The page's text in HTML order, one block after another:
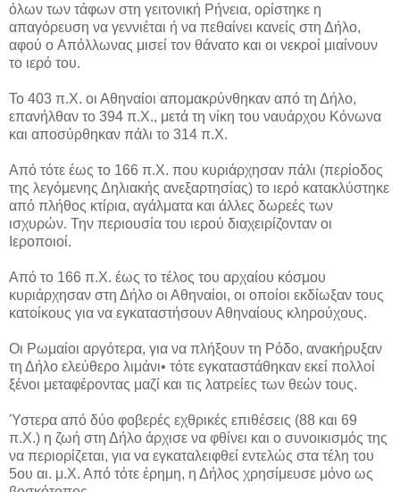
όλων των τάφων στη γειτονική Ρήνεια, ορίστηκε η
απαγόρευση να γεννιέται ή να πεθαίνει κανείς στη Δήλο,
αφού o Απόλλωνας μισεί τον θάνατο και οι νεκροί μιαίνουν
το ιερό του.
Το 403 π.Χ. οι Αθηναίοι απομακρύνθηκαν από τη Δήλο,
επανήλθαν το 394 π.Χ., μετά τη νίκη του ναυάρχου Κόνωνα
και αποσύρθηκαν πάλι το 314 π.Χ.
Από τότε έως το 166 π.Χ. που κυριάρχησαν πάλι (περίοδος
της λεγόμενης Δηλιακής ανεξαρτησίας) το ιερό κατακλύστηκε
από πλήθος κτίρια, αγάλματα και άλλες δωρεές των
ισχυρών. Την περιουσία του ιερού διαχειρίζονταν οι
Ιεροποιοί.
Από το 166 π.Χ. έως το τέλος του αρχαίου κόσμου
κυριάρχησαν στη Δήλο οι Αθηναίοι, οι οποίοι εκδίωξαν τους
κατοίκους για να εγκαταστήσουν Αθηναίους κληρούχους.
Οι Ρωμαίοι αργότερα, για να πλήξουν τη Ρόδο, ανακήρυξαν
τη Δήλο ελεύθερο λιμάνι• τότε εγκαταστάθηκαν εκεί πολλοί
ξένοι μεταφέροντας μαζί και τις λατρείες των θεών τους.
Ύστερα από δύο φοβερές εχθρικές επιθέσεις (88 και 69
π.Χ.) η ζωή στη Δήλο άρχισε να φθίνει και ο συνοικισμός της
να περιορίζεται, για να εγκαταλειφθεί εντελώς στα τέλη του
5ου αι. μ.Χ. Από τότε έρημη, η Δήλος χρησίμευσε μόνο ως